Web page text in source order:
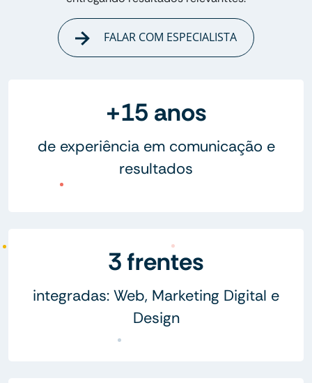
FALAR COM ESPECIALISTA
+15 anos
de experiência em comunicação e
resultados
3 frentes
integradas: Web, Marketing Digital e
Design